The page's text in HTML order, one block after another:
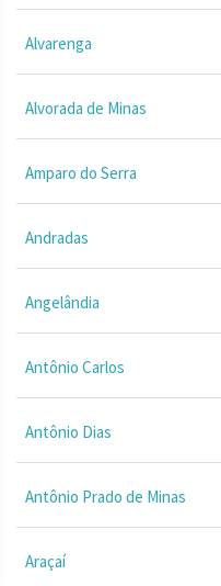
Alvarenga
Alvorada de Minas
Amparo do Serra
Andradas
Angelândia
Antônio Carlos
Antônio Dias
Antônio Prado de Minas
Araçaí